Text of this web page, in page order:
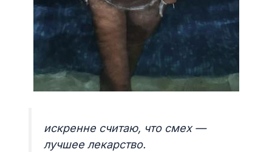
искренне считаю, что смех —
лучшее лекарство.